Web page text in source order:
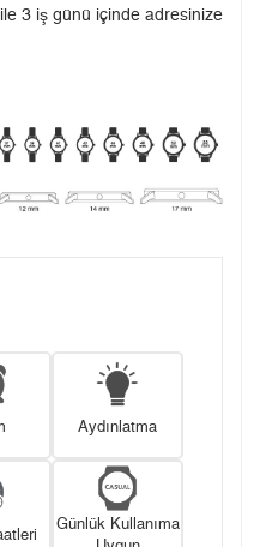
3 iş günü içinde adresinize
Aydınlatma
Günlük Kullanıma